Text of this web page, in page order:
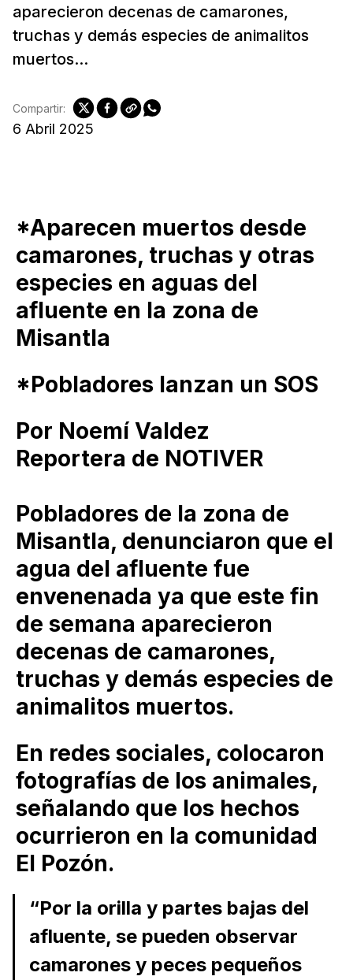
aparecieron decenas de camarones,
truchas y demás especies de animalitos
muertos...
6 Abril 2025
Compartir:
*Aparecen muertos desde
camarones, truchas y otras
especies en aguas del
afluente en la zona de
Misantla
*Pobladores lanzan un SOS
Por Noemí Valdez
Reportera de NOTIVER
Pobladores de la zona de
Misantla, denunciaron que el
agua del afluente fue
envenenada ya que este fin
de semana aparecieron
decenas de camarones,
truchas y demás especies de
animalitos muertos.
En redes sociales, colocaron
fotografías de los animales,
señalando que los hechos
ocurrieron en la comunidad
El Pozón.
“Por la orilla y partes bajas del
afluente, se pueden observar
camarones y peces pequeños